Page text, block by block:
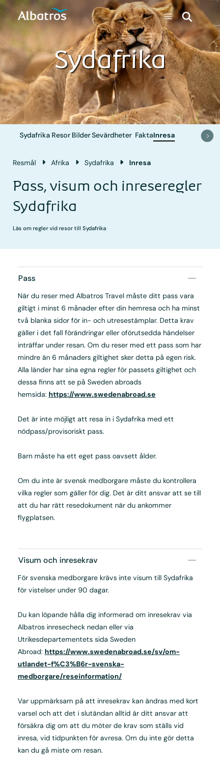
Sydafrika
Sydafrika Resor BilderSevärdheter FaktaInresa
Resmål Afrika Sydafrika Inresa
Pass, visum och inreseregler
Sydafrika
Läs om regler vid resor till Sydafrika
Pass
När du reser med Albatros Travel måste ditt pass vara
giltigt i minst 6 månader efter din hemresa och ha minst
två blanka sidor för in- och utresestämplar. Detta krav
gäller i det fall förändringar eller oförutsedda händelser
inträffar under resan. Om du reser med ett pass som har
mindre än 6 månaders giltighet sker detta på egen risk.
Alla länder har sina egna regler för passets giltighet och
dessa finns att se på Sweden abroads
hemsida: https://www.swedenabroad.se
Det är inte möjligt att resa in i Sydafrika med ett
nödpass/provisoriskt pass.
Barn måste ha ett eget pass oavsett ålder.
Om du inte är svensk medborgare måste du kontrollera
vilka regler som gäller för dig. Det är ditt ansvar att se till
att du har rätt resedokument när du ankommer
flygplatsen.
Visum och inresekrav
För svenska medborgare krävs inte visum till Sydafrika
för vistelser under 90 dagar.
Du kan löpande hålla dig informerad om inresekrav via
Albatros inresecheck nedan eller via
Utrikesdepartementets sida Sweden
Abroad: https://www.swedenabroad.se/sv/om-
utlandet-f%C3%B6r-svenska-
medborgare/reseinformation/
Var uppmärksam på att inresekrav kan ändras med kort
varsel och att det i slutändan alltid är ditt ansvar att
försäkra dig om att du möter de krav som ställs vid
inresa, vid tidpunkten för avresa. Om du inte gör detta
kan du gå miste om resan.